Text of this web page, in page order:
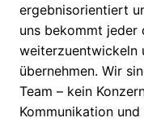
ergebnisorientiert
uns bekommt jeder
weiterzuentwickeln
übernehmen. Wir
Team – kein
Kommunikation